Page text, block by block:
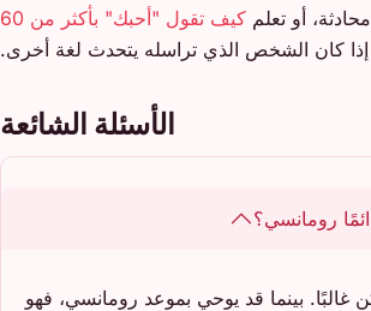
أو تعلم
كيف تقول "أحبك" بأكثر من 60
إذا كان الشخص الذي تراسله يتحدث لغة أخرى.
الأسئلة الشائعة
رومانسي؟
غالبًا. بينما قد يوحي بموعد رومانسي، فهو